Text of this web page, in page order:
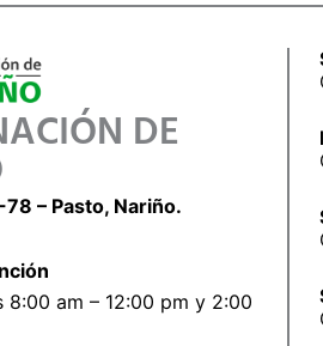
DE
78 – Pasto, Nariño.
8:00 am – 12:00 pm y 2:00